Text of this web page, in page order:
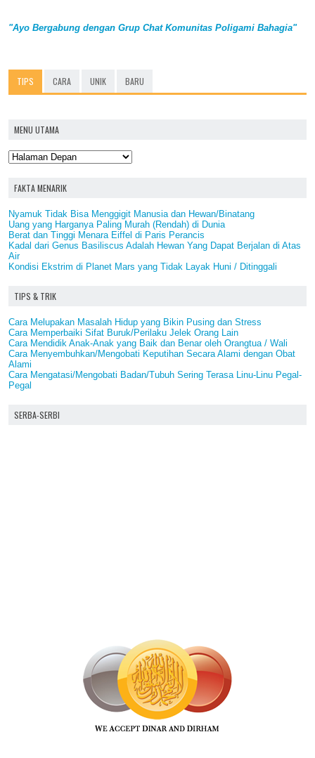
"Ayo Bergabung dengan Grup Chat Komunitas Poligami Bahagia"
TIPS CARA UNIK BARU
MENU UTAMA
FAKTA MENARIK
Nyamuk Tidak Bisa Menggigit Manusia dan Hewan/Binatang
Uang yang Harganya Paling Murah (Rendah) di Dunia
Berat dan Tinggi Menara Eiffel di Paris Perancis
Kadal dari Genus Basiliscus Adalah Hewan Yang Dapat Berjalan di Atas
Air
Kondisi Ekstrim di Planet Mars yang Tidak Layak Huni / Ditinggali
TIPS & TRIK
Cara Melupakan Masalah Hidup yang Bikin Pusing dan Stress
Cara Memperbaiki Sifat Buruk/Perilaku Jelek Orang Lain
Cara Mendidik Anak-Anak yang Baik dan Benar oleh Orangtua / Wali
Cara Menyembuhkan/Mengobati Keputihan Secara Alami dengan Obat
Alami
Cara Mengatasi/Mengobati Badan/Tubuh Sering Terasa Linu-Linu Pegal-
Pegal
SERBA-SERBI